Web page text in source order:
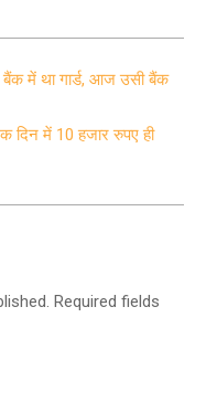
में था गार्ड, आज उसी बैंक
दिन में 10 हजार रुपए ही
Required fields